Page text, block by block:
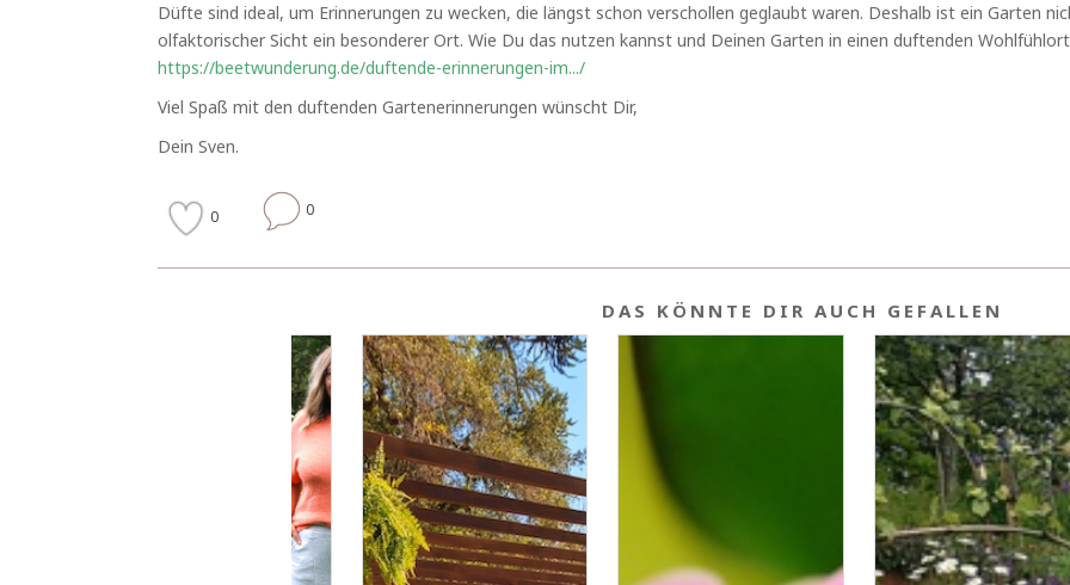
Düfte sind ideal, um Erinnerungen zu wecken, die längst schon verschollen geglaubt waren. Deshalb ist ein Garten
olfaktorischer Sicht ein besonderer Ort. Wie Du das nutzen kannst und Deinen Garten in einen duftenden
https://beetwunderung.de/duftende-erinnerungen-im.../
Viel Spaß mit den duftenden Gartenerinnerungen wünscht Dir,
Dein Sven.
0 0
DAS KÖNNTE DIR AUCH GEFALLEN